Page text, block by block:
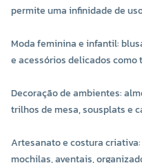
permite uma infinidade de
Moda feminina e infantil:
e acessórios delicados como
Decoração de ambientes:
trilhos de mesa, sousplats e
Artesanato e costura
mochilas, aventais,